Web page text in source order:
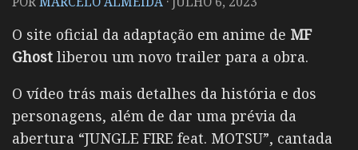
O site oficial da adaptação em anime de MF
Ghost liberou um novo trailer para a obra.
O vídeo trás mais detalhes da história e dos
personagens, além de dar uma prévia da
abertura “JUNGLE FIRE feat. MOTSU”, cantada